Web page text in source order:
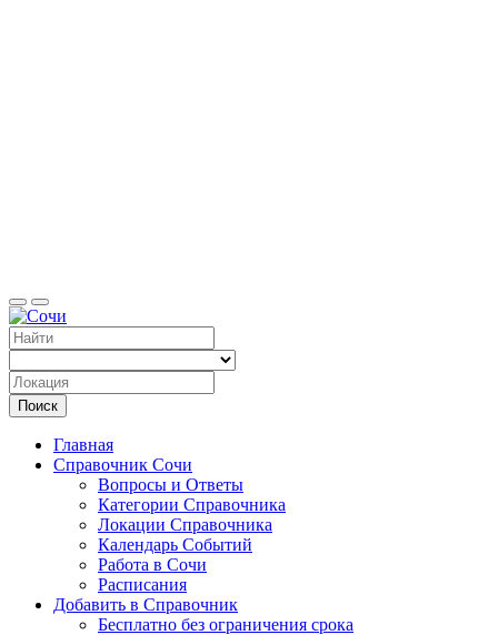
Сочи
Поиск
Главная
Справочник Сочи
Вопросы и Ответы
Категории Справочника
Локации Справочника
Календарь Событий
Работа в Сочи
Расписания
Добавить в Справочник
Бесплатно без ограничения срока